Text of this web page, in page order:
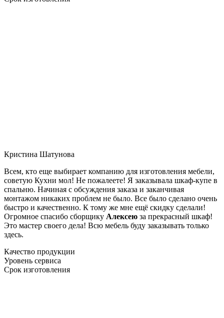
Кристина Шатунова
Всем, кто еще выбирает компанию для изготовления мебели,
советую Кухни мол! Не пожалеете! Я заказывала шкаф-купе в
спальню. Начиная с обсуждения заказа и заканчивая
монтажом никаких проблем не было. Все было сделано очень
быстро и качественно. К тому же мне ещё скидку сделали!
Огромное спасибо сборщику Алексею за прекрасный шкаф!
Это мастер своего дела! Всю мебель буду заказывать только
здесь.
Качество продукции
Уровень сервиса
Срок изготовления